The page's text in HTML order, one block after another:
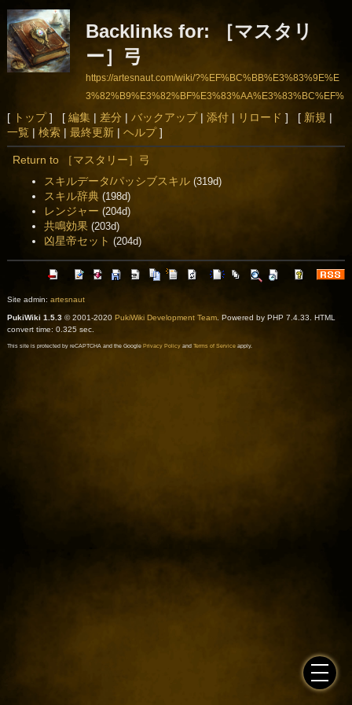
Backlinks for: ［マスタリ
ー］弓
https://artesnaut.com/wiki/?%EF%BC%BB%E3%83%9E%E
3%82%B9%E3%82%BF%E3%83%AA%E3%83%BC%EF%
BC%BD%E5%BC%93
[ トップ] [ 編集| 差分 | バックアップ| 添付| リロード ] [ 新規 |
一覧| 検索| 最終更新| ヘルプ]
Return to ［マスタリー］弓
スキルデータ/パッシブスキル (319d)
スキル辞典 (198d)
レンジャー (204d)
共鳴効果 (203d)
凶星帝セット (204d)
Site admin: artesnaut
PukiWiki 1.5.3© 2001-2020 PukiWiki Development Team. Powered by PHP 7.4.33. HTML
convert time: 0.325 sec.
This site is protected by reCAPTCHA and the Google Privacy Policyand Terms of Serviceapply.